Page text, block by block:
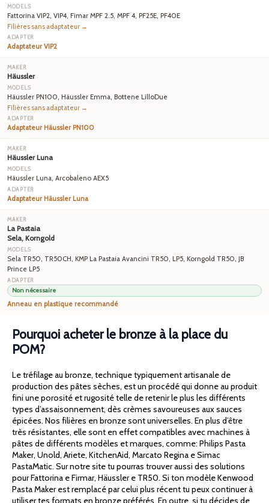
Fattorina VIP2, VIP4, Fimar MPF 2.5, MPF 4, PF25E, PF40E
Filières sans adaptateur →
Adaptateur VIP2
Häussler
Häussler PN100, Häussler Emma, Bottene LilloDue
Filières sans adaptateur →
Adaptateur Häussler PN100
Häussler Luna
Häussler Luna, Arcobaleno AEX5
Adaptateur Häussler Luna
La Pastaia
Sela, Korngold
Sela TR50, TR50CH, KMP La Pastaia Avancini TR50, LP5, Korngold TR50, JB
Prince LP5
Non nécessaire
Anneau en plastique recommandé
Pourquoi acheter le bronze à la place du
POM?
Le tréfilage au bronze, technique typiquement artisanale de
production des pâtes sèches, est un procédé qui donne au produit
fini une porosité et rugosité telle de retenir le plus les différents
types d’assaisonnement, dès crèmes savoureuses aux sauces
épicées. Nos filières en bronze sont universelles. En plus d’être
très résistantes, elle sont en effet compatibles avec machines à
pâtes de différents modèles et marques, comme: Philips Pasta
Maker, Unold, Ariete, KitchenAid, Marcato Regina e Simac
PastaMatic. Sur notre site tu pourras trouver aussi des solutions
pour Fattorina e Firmar, Häussler e TR50. Si ton modèle Kenwood
Pasta Maker est remplacé par celui plus récent tu peux continuer à
utiliser tes formats en bronze préférés. En outre, si tu décides de